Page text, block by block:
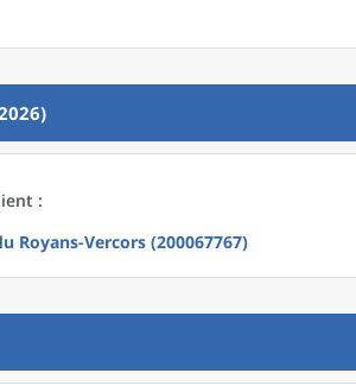
:
Royans-Vercors (200067767)